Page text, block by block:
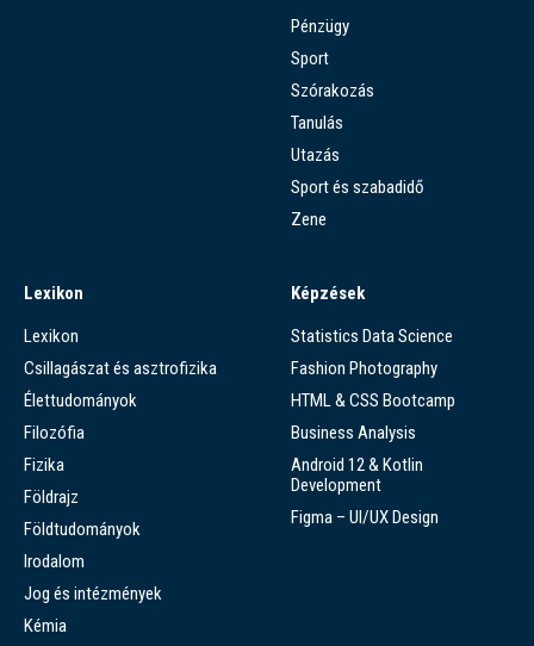
Pénzügy
Sport
Szórakozás
Tanulás
Utazás
Sport és szabadidő
Zene
Lexikon
Lexikon
Csillagászat és asztrofizika
Élettudományok
Filozófia
Fizika
Földrajz
Földtudományok
Irodalom
Jog és intézmények
Kémia
Képzések
Statistics Data Science
Fashion Photography
HTML & CSS Bootcamp
Business Analysis
Android 12 & Kotlin
Development
Figma – UI/UX Design